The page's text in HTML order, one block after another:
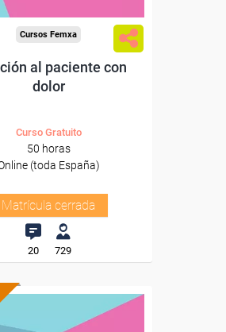
Cursos Femxa
al paciente con
dolor
Curso Gratuito
50 horas
(toda España)
Matrícula cerrada
20 729